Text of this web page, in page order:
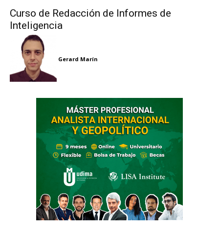
Curso de Redacción de Informes de
Inteligencia
Gerard Marín